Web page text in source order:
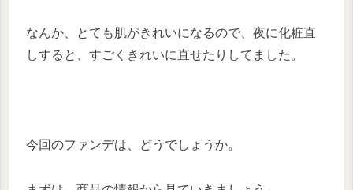
なんか、とても肌がきれいになるので、夜に化粧直
しすると、すごくきれいに直せたりしてました。
今回のファンデは、どうでしょうか。